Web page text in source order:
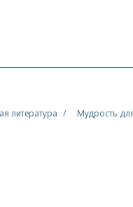
литература Мудрость